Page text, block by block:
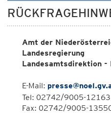
Amt der
Landesregierung
Landesamtsdirektion -
E-Mail:
Tel: 02742/9005-12163
Fax: 02742/9005-